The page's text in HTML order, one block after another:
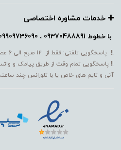
➕️ خدمات مشاوره اختصاصی
با خطوط 09370488891 ، 09909736090
!! پاسخگویی تلفنی: فقط از 12 صبح الی 6 عصر
!! پاسخگویی تمام وقت از طریق پیامک و
آنی و تایم های خاص یا با تلورانس چند